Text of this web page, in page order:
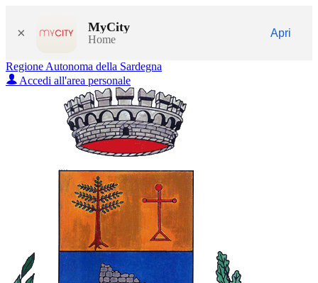
× MyCity
Home
Apri
Regione Autonoma della Sardegna
Accedi all'area personale